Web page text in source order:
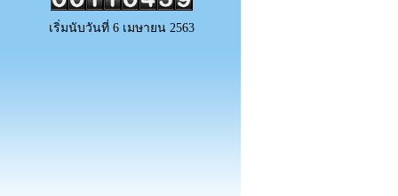
เริ่มนับวันที่ 6 เมษายน 2563